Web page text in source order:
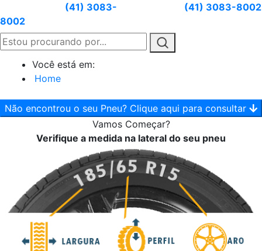
(41) 3083-
8002
(41) 3083-8002
Você está em:
Home
Não encontrou o seu Pneu? Clique aqui para consultar
Vamos Começar?
Verifique a medida na lateral do seu pneu